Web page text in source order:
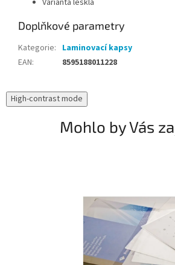
Varianta lesklá
Doplňkové parametry
Kategorie: Laminovací kapsy
EAN: 8595188011228
High-contrast mode
Mohlo by Vás